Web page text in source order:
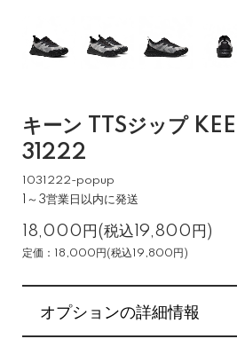
キーン TTSジップ
31222
1031222-popup
1～3営業日以内に発送
18,000円(税込19,800円)
定価：18,000円(税込19,800円)
オプションの詳細情報